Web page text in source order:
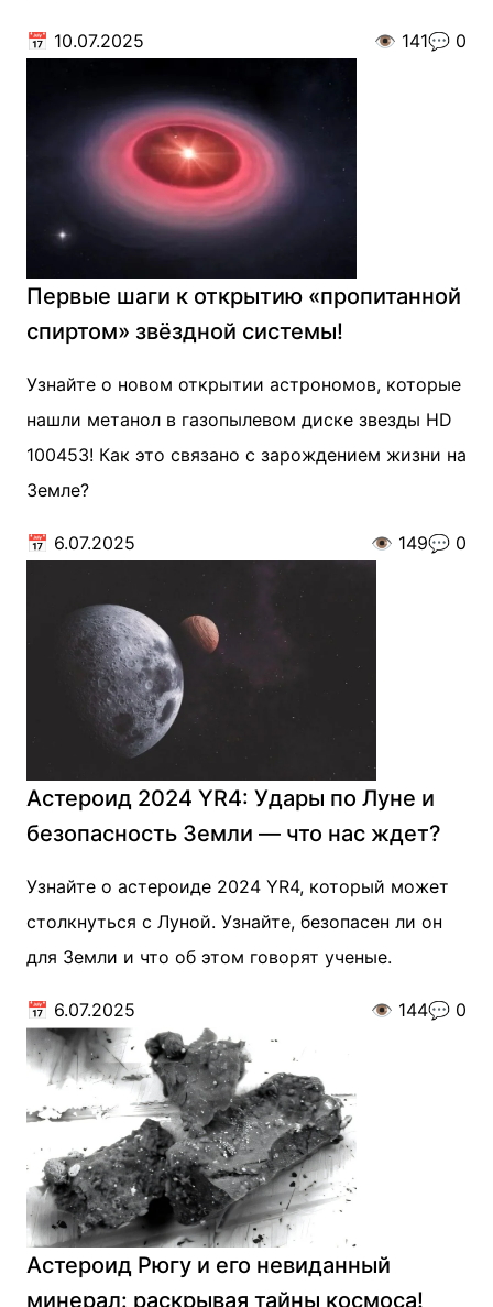
📅 10.07.2025 👁️ 141💬 0
Первые шаги к открытию «пропитанной
спиртом» звёздной системы!
Узнайте о новом открытии астрономов, которые
нашли метанол в газопылевом диске звезды HD
100453! Как это связано с зарождением жизни на
Земле?
📅 6.07.2025 👁️ 149💬 0
Астероид 2024 YR4: Удары по Луне и
безопасность Земли — что нас ждет?
Узнайте о астероиде 2024 YR4, который может
столкнуться с Луной. Узнайте, безопасен ли он
для Земли и что об этом говорят ученые.
📅 6.07.2025 👁️ 144💬 0
Астероид Рюгу и его невиданный
минерал: раскрывая тайны космоса!